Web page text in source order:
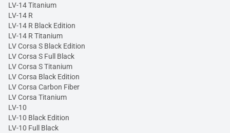
LV-14 Titanium
LV-14 R
LV-14 R Black Edition
LV-14 R Titanium
LV Corsa S Black Edition
LV Corsa S Full Black
LV Corsa S Titanium
LV Corsa Black Edition
LV Corsa Carbon Fiber
LV Corsa Titanium
LV-10
LV-10 Black Edition
LV-10 Full Black